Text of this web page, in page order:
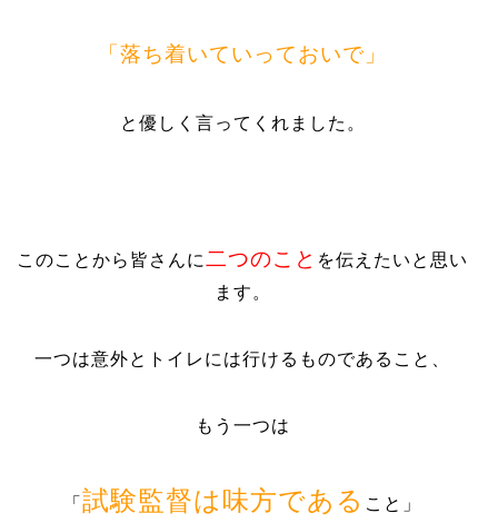
「落ち着いていっておいで」
と優しく言ってくれました。
このことから皆さんに二つのこと を伝えたいと思い
ます。
一つは意外とトイレには行けるものであること、
もう一つは
「試験監督は味方である こと」